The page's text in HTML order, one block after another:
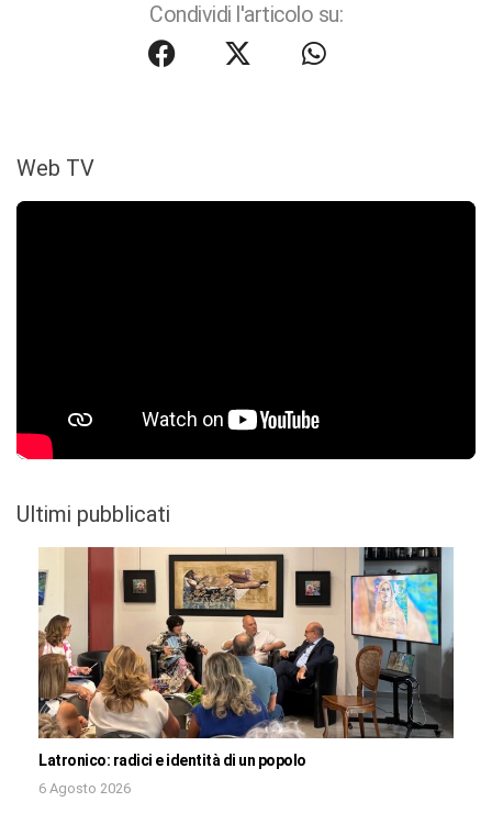
Condividi l'articolo su:
Web TV
Ultimi pubblicati
Latronico: radici e identità di un popolo
6 Agosto 2026